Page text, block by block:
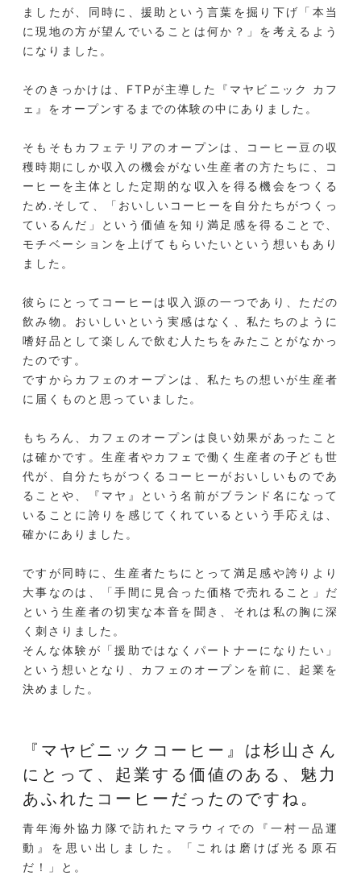
ましたが、同時に、援助という言葉を掘り下げ「本当
に現地の方が望んでいることは何か？」を考えるよう
になりました。
そのきっかけは、FTPが主導した『マヤビニック カフ
ェ』をオープンするまでの体験の中にありました。
そもそもカフェテリアのオープンは、コーヒー豆の収
穫時期にしか収入の機会がない生産者の方たちに、コ
ーヒーを主体とした定期的な収入を得る機会をつくる
ため.そして、「おいしいコーヒーを自分たちがつくっ
ているんだ」という価値を知り満足感を得ることで、
モチベーションを上げてもらいたいという想いもあり
ました。
彼らにとってコーヒーは収入源の一つであり、ただの
飲み物。おいしいという実感はなく、私たちのように
嗜好品として楽しんで飲む人たちをみたことがなかっ
たのです。
ですからカフェのオープンは、私たちの想いが生産者
に届くものと思っていました。
もちろん、カフェのオープンは良い効果があったこと
は確かです。生産者やカフェで働く生産者の子ども世
代が、自分たちがつくるコーヒーがおいしいものであ
ることや、『マヤ』という名前がブランド名になって
いることに誇りを感じてくれているという手応えは、
確かにありました。
ですが同時に、生産者たちにとって満足感や誇りより
大事なのは、「手間に見合った価格で売れること」だ
という生産者の切実な本音を聞き、それは私の胸に深
く刺さりました。
そんな体験が「援助ではなくパートナーになりたい」
という想いとなり、カフェのオープンを前に、起業を
決めました。
『マヤビニックコーヒー』は杉山さん
にとって、 起業する価値のある、魅力
あふれたコーヒーだったのですね。
青年海外協力隊で訪れたマラウィでの『一村一品運
動』を思い出しました。「これは磨けば光る原石
だ！」と。